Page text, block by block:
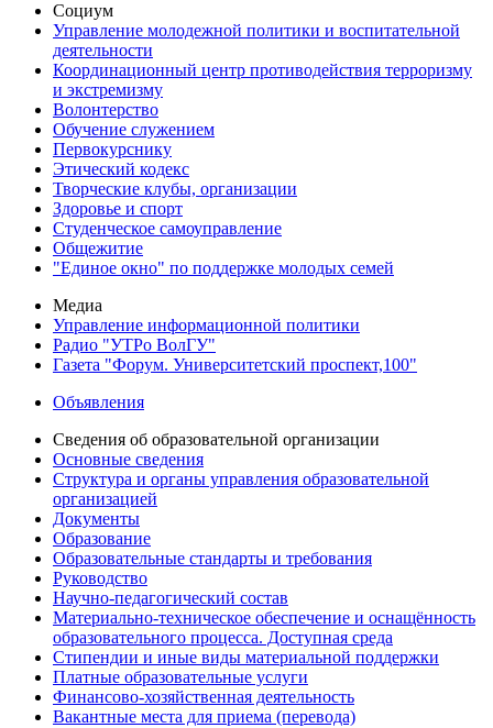
Социум
Управление молодежной политики и воспитательной
деятельности
Координационный центр противодействия терроризму
и экстремизму
Волонтерство
Обучение служением
Первокурснику
Этический кодекс
Творческие клубы, организации
Здоровье и спорт
Студенческое самоуправление
Общежитие
"Единое окно" по поддержке молодых семей
Медиа
Управление информационной политики
Радио "УТРо ВолГУ"
Газета "Форум. Университетский проспект,100"
Объявления
Сведения об образовательной организации
Основные сведения
Структура и органы управления образовательной
организацией
Документы
Образование
Образовательные стандарты и требования
Руководство
Научно-педагогический состав
Материально-техническое обеспечение и оснащённость
образовательного процесса. Доступная среда
Стипендии и иные виды материальной поддержки
Платные образовательные услуги
Финансово-хозяйственная деятельность
Вакантные места для приема (перевода)